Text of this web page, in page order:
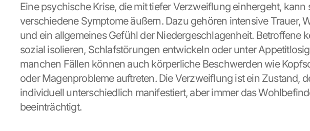
Eine psychische Krise, die mit tiefer Verzweiflung einhergeht, kann
verschiedene Symptome äußern. Dazu gehören intensive Trauer,
und ein allgemeines Gefühl der Niedergeschlagenheit. Betroffene
sozial isolieren, Schlafstörungen entwickeln oder unter
manchen Fällen können auch körperliche Beschwerden wie
oder Magenprobleme auftreten. Die Verzweiflung ist ein Zustand,
individuell unterschiedlich manifestiert, aber immer das
beeinträchtigt.